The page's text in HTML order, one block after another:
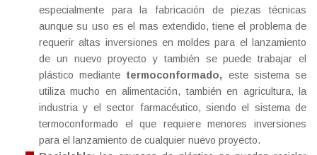
especialmente para la fabricación de piezas técnicas
aunque su uso es el mas extendido, tiene el problema de
requerir altas inversiones en moldes para el lanzamiento
de un nuevo proyecto y también se puede trabajar el
plástico mediante termoconformado, este sistema se
utiliza mucho en alimentación, también en agricultura, la
industria y el sector farmacéutico, siendo el sistema de
termoconformado el que requiere menores inversiones
para el lanzamiento de cualquier nuevo proyecto.